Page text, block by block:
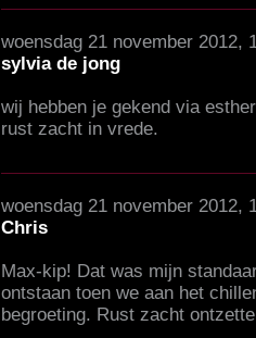
woensdag 21 november 2012,
sylvia de jong
wij hebben je gekend via
rust zacht in vrede.
woensdag 21 november 2012,
Chris
Max-kip! Dat was mijn
ontstaan toen we aan het
begroeting. Rust zacht